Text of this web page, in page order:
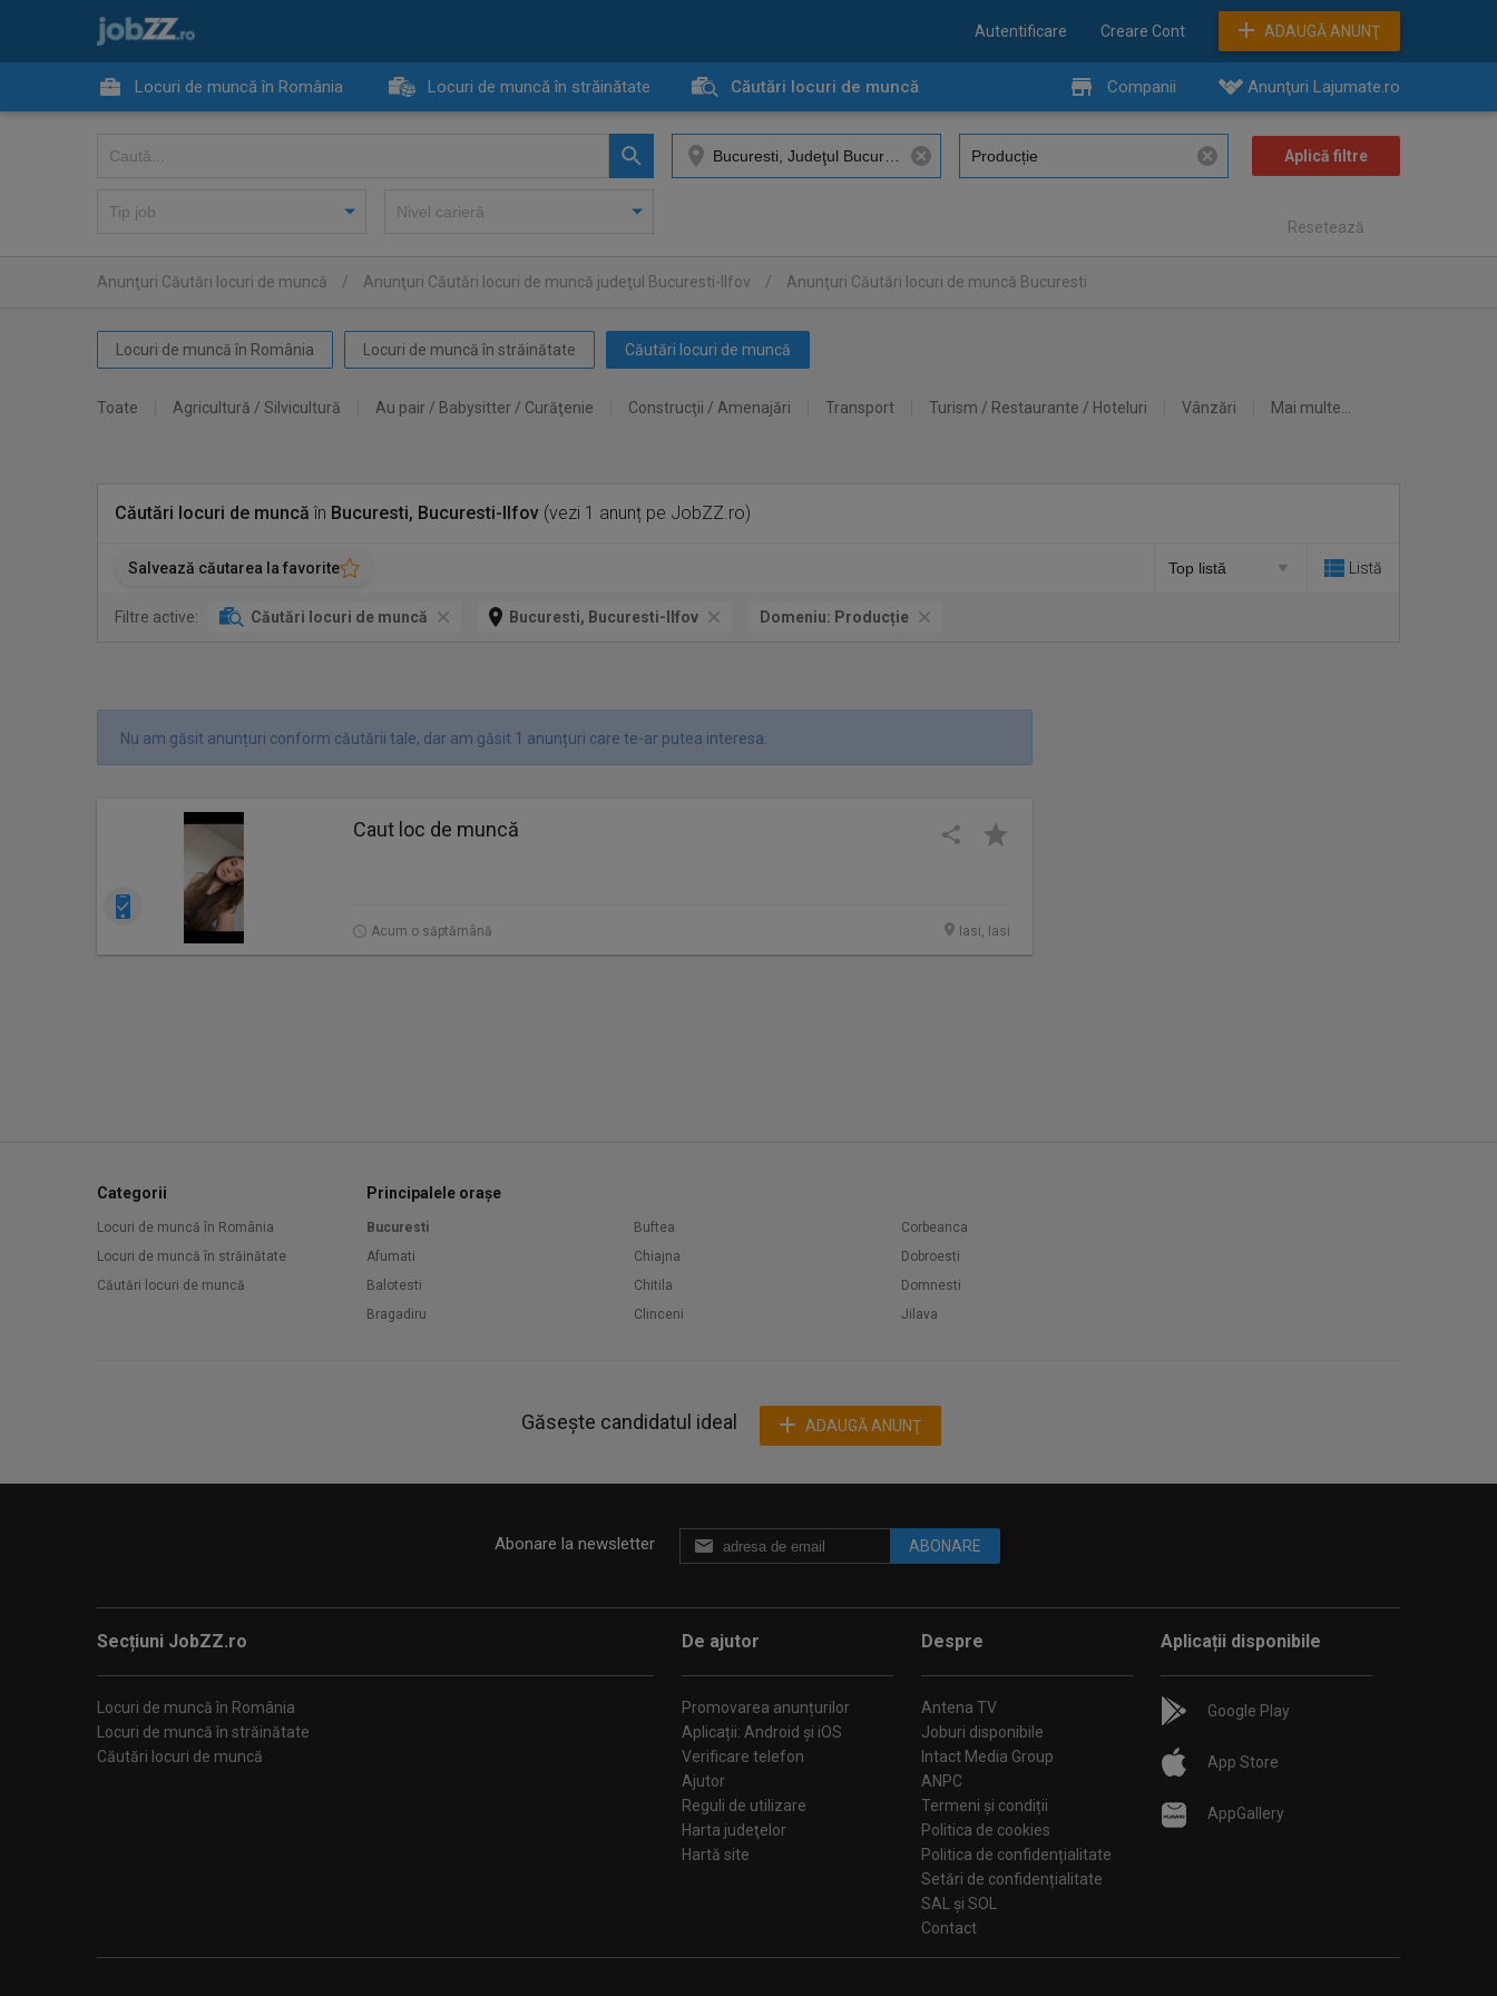
Autentificare Creare Cont ADAUGĂ ANUNŢ
Locuri de muncă în România Locuri de muncă în străinătate Căutări locuri de muncă Companii Anunţuri Lajumate.ro
Resetează
Anunţuri Căutări locuri de muncă / Anunţuri Căutări locuri de muncă judeţul Bucuresti-Ilfov / Anunţuri Căutări locuri de muncă Bucuresti
Locuri de muncă în România Locuri de muncă în străinătate Căutări locuri de muncă
Toate Agricultură / Silvicultură Au pair / Babysitter / Curăţenie Construcţii / Amenajări Transport Turism / Restaurante / Hoteluri Vânzări Mai multe...
Căutări locuri de muncă în Bucuresti, Bucuresti-Ilfov (vezi 1 anunț pe JobZZ.ro)
Salvează căutarea la favorite Listă
Filtre active: Căutări locuri de muncă Bucuresti, Bucuresti-Ilfov Domeniu: Producție
Nu am găsit anunțuri conform căutării tale, dar am găsit 1 anunțuri care te-ar putea interesa.
Caut loc de muncă
Acum o săptămână Iasi, Iasi
Categorii
Locuri de muncă în România
Locuri de muncă în străinătate
Căutări locuri de muncă
Principalele orașe
Bucuresti
Afumati
Balotesti
Bragadiru
Buftea
Chiajna
Chitila
Clinceni
Corbeanca
Dobroesti
Domnesti
Jilava
Găsește candidatul ideal ADAUGĂ ANUNŢ
Abonare la newsletter ABONARE
Secțiuni JobZZ.ro
Locuri de muncă în România
Locuri de muncă în străinătate
Căutări locuri de muncă
De ajutor
Promovarea anunțurilor
Aplicații: Android și iOS
Verificare telefon
Ajutor
Reguli de utilizare
Harta judeţelor
Hartă site
Despre
Antena TV
Joburi disponibile
Intact Media Group
ANPC
Termeni și condiții
Politica de cookies
Politica de confidențialitate
Setări de confidențialitate
SAL și SOL
Contact
Aplicații disponibile
Google Play
App Store
AppGallery